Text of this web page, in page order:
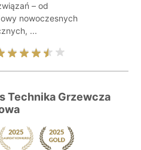
– od
nowoczesnych
...
Technika Grzewcza